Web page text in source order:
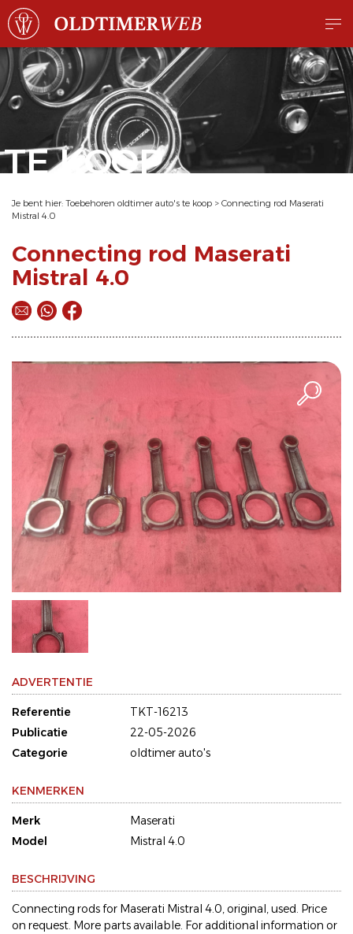
TE KOOP
Je bent hier: Toebehoren oldtimer auto's te koop > Connecting rod Maserati
Mistral 4.0
Connecting rod Maserati
Mistral 4.0
ADVERTENTIE
Referentie
TKT-16213
Publicatie
22-05-2026
Categorie
oldtimer auto's
KENMERKEN
Merk
Maserati
Model
Mistral 4.0
BESCHRIJVING
Connecting rods for Maserati Mistral 4.0, original, used. Price
on request. More parts available. For additional information or